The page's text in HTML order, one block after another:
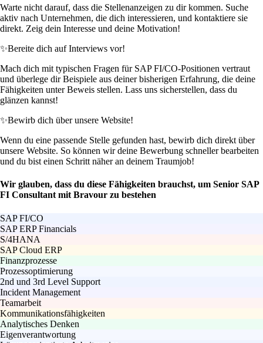
Warte nicht darauf, dass die Stellenanzeigen zu dir kommen. Suche
aktiv nach Unternehmen, die dich interessieren, und kontaktiere sie
direkt. Zeig dein Interesse und deine Motivation!
✨Bereite dich auf Interviews vor!
Mach dich mit typischen Fragen für SAP FI/CO-Positionen vertraut
und überlege dir Beispiele aus deiner bisherigen Erfahrung, die deine
Fähigkeiten unter Beweis stellen. Lass uns sicherstellen, dass du
glänzen kannst!
✨Bewirb dich über unsere Website!
Wenn du eine passende Stelle gefunden hast, bewirb dich direkt über
unsere Website. So können wir deine Bewerbung schneller bearbeiten
und du bist einen Schritt näher an deinem Traumjob!
Wir glauben, dass du diese Fähigkeiten brauchst, um Senior SAP
FI Consultant mit Bravour zu bestehen
SAP FI/CO
SAP ERP Financials
S/4HANA
SAP Cloud ERP
Finanzprozesse
Prozessoptimierung
2nd und 3rd Level Support
Incident Management
Teamarbeit
Kommunikationsfähigkeiten
Analytisches Denken
Eigenverantwortung